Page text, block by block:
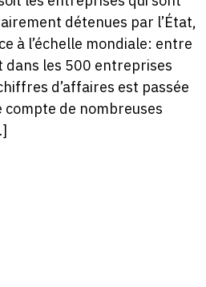
détenues par l’État,
à l’échelle mondiale: entre
les 500 entreprises
d’affaires est passée
compte de nombreuses